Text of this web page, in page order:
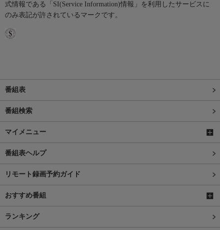
式情報である「SI(Service Information)情報」を利用したサービスに
のみ表記が許されているマークです。
番組表
番組検索
マイメニュー
番組表ヘルプ
リモート録画予約ガイド
おすすめ番組
ランキング